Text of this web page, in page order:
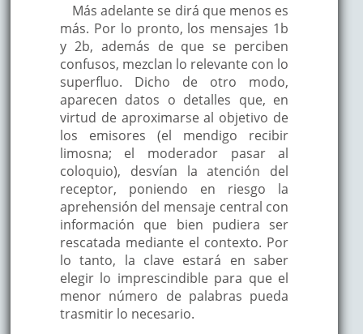
Más adelante se dirá que menos es
más. Por lo pronto, los mensajes 1b
y 2b, además de que se perciben
confusos, mezclan lo relevante con lo
superfluo. Dicho de otro modo,
aparecen datos o detalles que, en
virtud de aproximarse al objetivo de
los emisores (el mendigo recibir
limosna; el moderador pasar al
coloquio), desvían la atención del
receptor, poniendo en riesgo la
aprehensión del mensaje central con
información que bien pudiera ser
rescatada mediante el contexto. Por
lo tanto, la clave estará en saber
elegir lo imprescindible para que el
menor número de palabras pueda
trasmitir lo necesario.